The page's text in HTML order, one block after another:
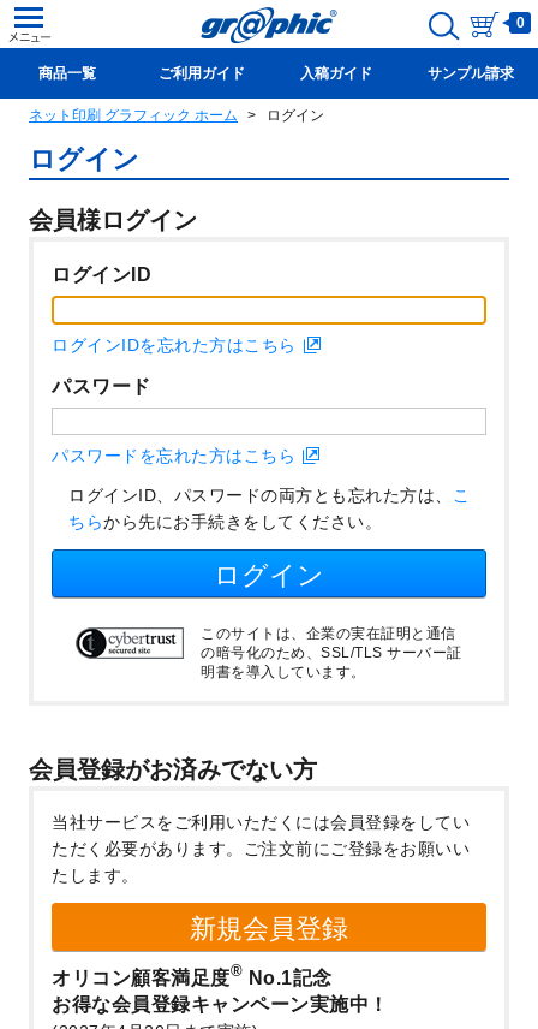
0
商品一覧 ご利用ガイド 入稿ガイド サンプル請求
新規会員登録(無料)
ネット印刷 グラフィック ホーム ログイン
ログイン
会員様ログイン
ログインID
ログインIDを忘れた方はこちら
パスワード
パスワードを忘れた方はこちら
ログインID、パスワードの両方とも忘れた方は、 こ
ちらから先にお手続きをしてください。
ログイン
このサイトは、企業の実在証明と通信
の暗号化のため、SSL/TLS サーバー証
明書を導入しています。
会員登録がお済みでない方
当社サービスをご利用いただくには会員登録をしてい
ただく必要があります。
ご注文前にご登録をお願いい
たします。
新規会員登録
オリコン顧客満足度® No.1記念
お得な会員登録キャンペーン実施中！